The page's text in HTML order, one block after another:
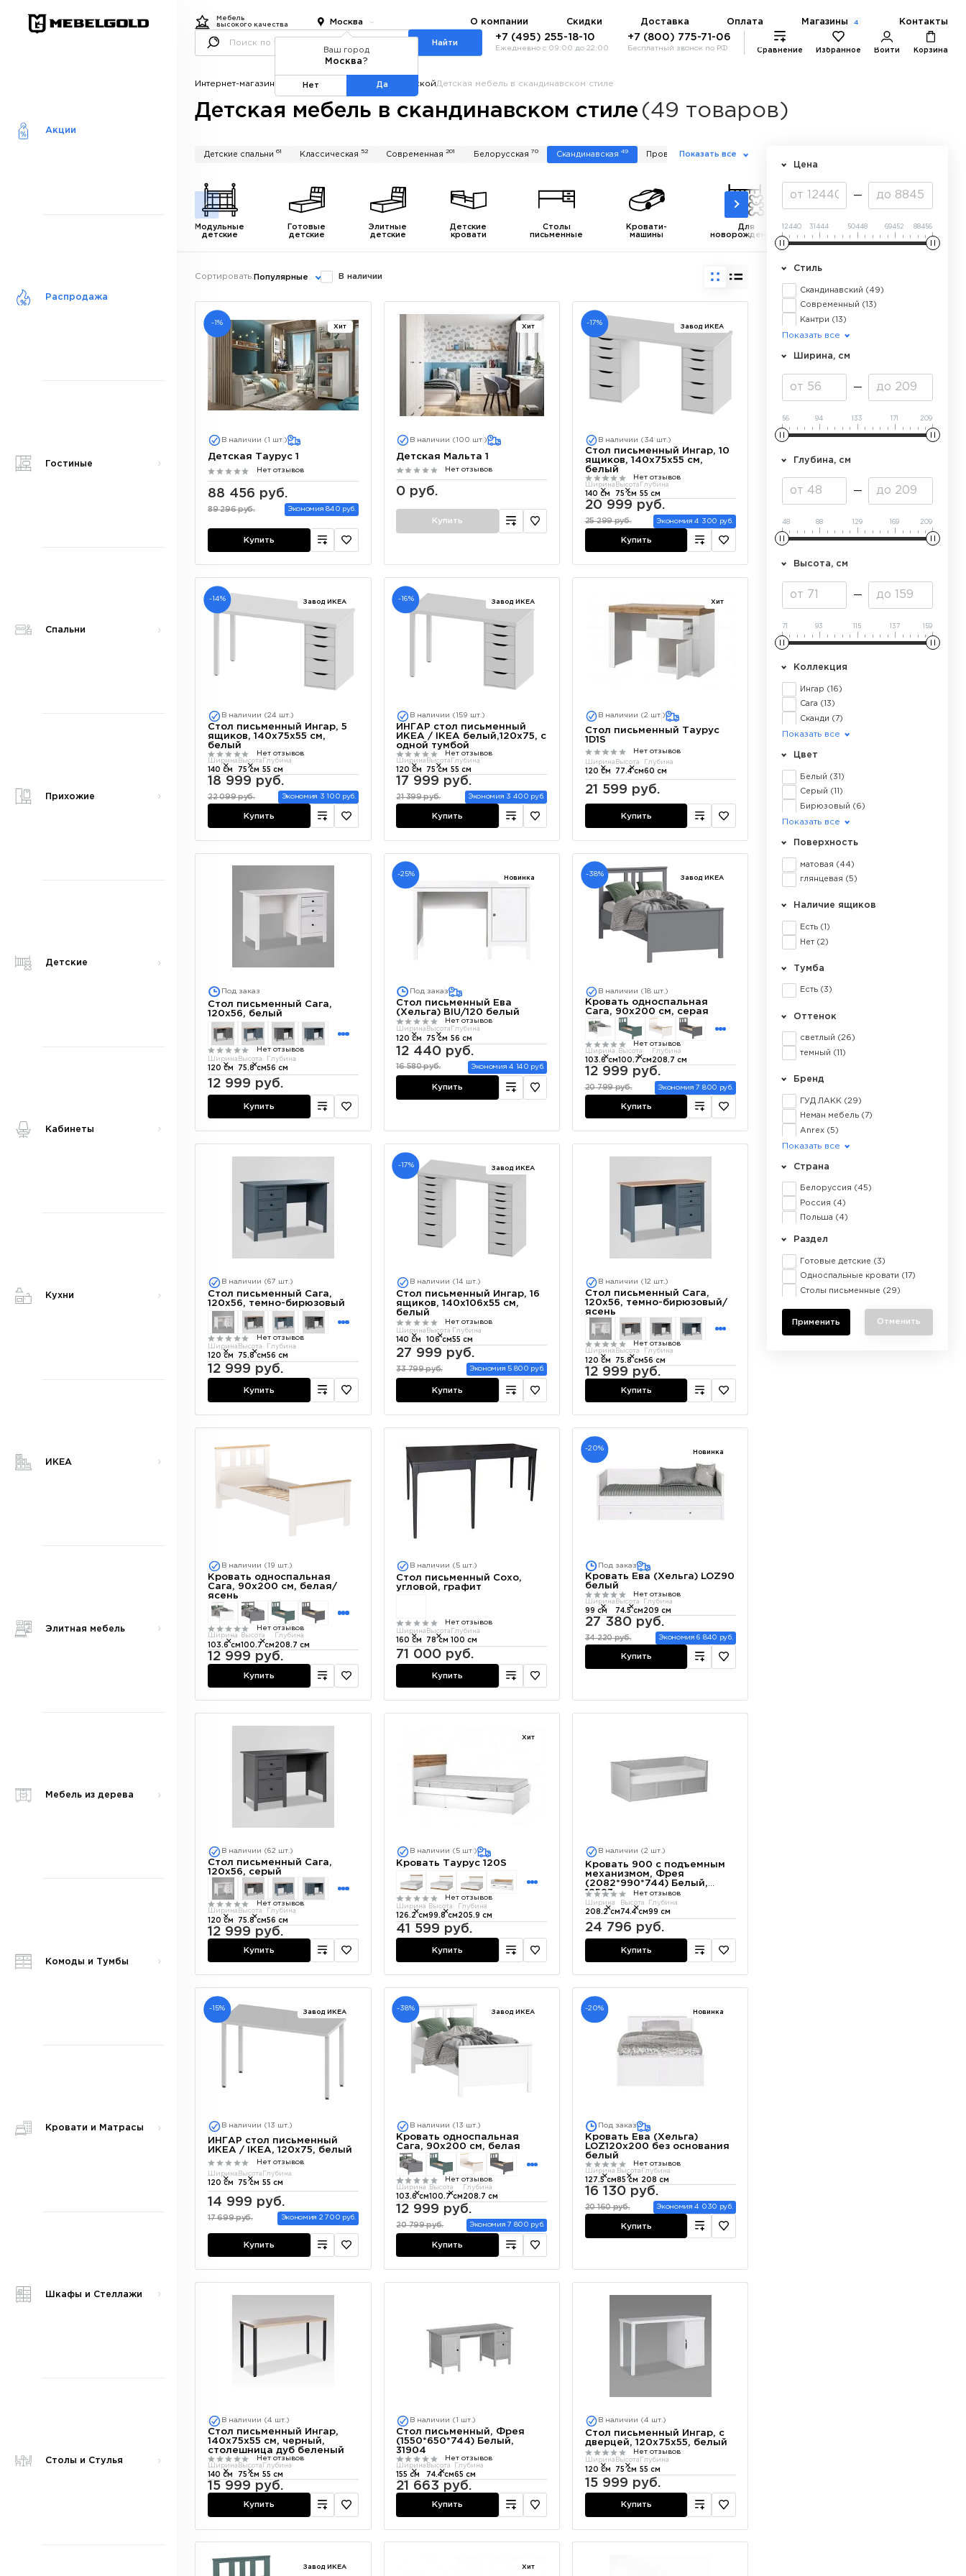
Акции
Распродажа
Гостиные
Спальни
Прихожие
Детские
Кабинеты
Кухни
ИКЕА
Элитная мебель
Мебель из дерева
Комоды и Тумбы
Кровати и Матрасы
Шкафы и Стеллажи
Столы и Стулья
Мебель
высокого качества
Москва О компании Скидки Доставка Оплата Магазины 4 Контакты
Найти
+7 (495) 255-18-10
Ежедневно с 09:00 до 22:00
+7 (800) 775-71-06
Бесплатный звонок по РФ Сравнение Избранное Войти Корзина
Интернет-магазин мебелиКаталог Мебель для детскойДетская мебель в скандинавском стиле
Детская мебель в скандинавском стиле (49 товаров)
Цена
12440 31444 50448 69452 88456
Стиль
Скандинавский (49)
Современный (13)
Кантри (13)
Лофт (7)
Показать все
Ширина, см
56 94 133 171 209
Глубина, см
48 88 129 169 209
Высота, см
71 93 115 137 159
Коллекция
Ингар (16)
Сага (13)
Сканди (7)
Таурус(5)
Сохо (1)
Мальта (1)
Показать все
Цвет
Белый (31)
Серый (11)
Бирюзовый (6)
Черный(1)
Показать все
Поверхность
матовая (44)
глянцевая (5)
Наличие ящиков
Есть (1)
Нет (2)
Тумба
Есть (3)
Оттенок
светлый (26)
темный (11)
Бренд
ГУД ЛАКК (29)
Неман мебель (7)
Anrex (5)
БРВ Мебель
Показать все
Страна
Белоруссия (45)
Россия (4)
Польша (4)
Раздел
Готовые детские (3)
Односпальные кровати (17)
Столы письменные (29)
Отменить
Детские спальни 61 Классическая 52 Современная201 Белорусская 70 Скандинавская 49 Прованс60 Лофт60
Показать все
Модульные
детские
Готовые
детские
Элитные
детские
Детские
кровати
Столы
письменные
Кровати-
машины
Для
новорожденных
Детские
диваны
Консоли
Сортировать:Популярные В наличии
-1% Хит
В наличии (1 шт.)
Детская Таурус 1
Нет отзывов
88 456 руб.
89 296 руб. Экономия 840 руб.
Купить
Хит
В наличии (100 шт.)
Детская Мальта 1
Нет отзывов
0 руб.
Купить
-17% Завод ИКЕА
В наличии (34 шт.)
Стол письменный Ингар, 10
ящиков, 140х75х55 см,
белый
Нет отзывов
Ширина
140 см
Высота
75 см
Глубина
55 см
20 999 руб.
25 299 руб. Экономия 4 300 руб.
Купить
-14% Завод ИКЕА
В наличии (24 шт.)
Стол письменный Ингар, 5
ящиков, 140х75х55 см,
белый
Нет отзывов
Ширина
140 см
Высота
75 см
Глубина
55 см
18 999 руб.
22 099 руб. Экономия 3 100 руб.
Купить
-16% Завод ИКЕА
В наличии (159 шт.)
ИНГАР стол письменный
ИКЕА / IKEA белый,120x75, с
одной тумбой
Нет отзывов
Ширина
120 см
Высота
75 см
Глубина
55 см
17 999 руб.
21 399 руб. Экономия 3 400 руб.
Купить
Хит
В наличии (2 шт.)
Стол письменный Таурус
1D1S
Нет отзывов
Ширина
120 см
Высота
77.4 см
Глубина
60 см
21 599 руб.
Купить
Под заказ
Стол письменный Сага,
120х56, белый
Нет отзывов
Ширина
120 см
Высота
75.8 см
Глубина
56 см
12 999 руб.
Купить
-25% Новинка
Под заказ
Стол письменный Ева
(Хельга) BIU/120 белый
Нет отзывов
Ширина
120 см
Высота
75 см
Глубина
56 см
12 440 руб.
16 580 руб. Экономия 4 140 руб.
Купить
-38% Завод ИКЕА
В наличии (18 шт.)
Кровать односпальная
Сага, 90х200 см, серая
Нет отзывов
Ширина
103.6 см
Высота
100.7 см
Глубина
208.7 см
12 999 руб.
20 799 руб. Экономия 7 800 руб.
Купить
В наличии (67 шт.)
Стол письменный Сага,
120х56, темно-бирюзовый
Нет отзывов
Ширина
120 см
Высота
75.8 см
Глубина
56 см
12 999 руб.
Купить
-17% Завод ИКЕА
В наличии (14 шт.)
Стол письменный Ингар, 16
ящиков, 140х106х55 см,
белый
Нет отзывов
Ширина
140 см
Высота
106 см
Глубина
55 см
27 999 руб.
33 799 руб. Экономия 5 800 руб.
Купить
В наличии (12 шт.)
Стол письменный Сага,
120х56, темно-бирюзовый/
ясень
Нет отзывов
Ширина
120 см
Высота
75.8 см
Глубина
56 см
12 999 руб.
Купить
В наличии (19 шт.)
Кровать односпальная
Сага, 90х200 см, белая/
ясень
Нет отзывов
Ширина
103.6 см
Высота
100.7 см
Глубина
208.7 см
12 999 руб.
Купить
В наличии (5 шт.)
Стол письменный Сохо,
угловой, графит
Нет отзывов
Ширина
160 см
Высота
78 см
Глубина
100 см
71 000 руб.
Купить
-20% Новинка
Под заказ
Кровать Ева (Хельга) LOZ90
белый
Нет отзывов
Ширина
99 см
Высота
74.5 см
Глубина
209 см
27 380 руб.
34 220 руб. Экономия 6 840 руб.
Купить
В наличии (62 шт.)
Стол письменный Сага,
120х56, серый
Нет отзывов
Ширина
120 см
Высота
75.8 см
Глубина
56 см
12 999 руб.
Купить
Хит
В наличии (5 шт.)
Кровать Таурус 120S
Нет отзывов
Ширина
126.2 см
Высота
99.8 см
Глубина
205.9 см
41 599 руб.
Купить
В наличии (2 шт.)
Кровать 900 с подъемным
механизмом, Фрея
(2082*990*744) Белый,
12523
Нет отзывов
Ширина
208.2 см
Высота
74.4 см
Глубина
99 см
24 796 руб.
Купить
-15% Завод ИКЕА
В наличии (13 шт.)
ИНГАР стол письменный
ИКЕА / IKEA, 120x75, белый
Нет отзывов
Ширина
120 см
Высота
75 см
Глубина
55 см
14 999 руб.
17 699 руб. Экономия 2 700 руб.
Купить
-38% Завод ИКЕА
В наличии (13 шт.)
Кровать односпальная
Сага, 90х200 см, белая
Нет отзывов
Ширина
103.6 см
Высота
100.7 см
Глубина
208.7 см
12 999 руб.
20 799 руб. Экономия 7 800 руб.
Купить
-20% Новинка
Под заказ
Кровать Ева (Хельга)
LOZ120х200 без основания
белый
Нет отзывов
Ширина
127.5 см
Высота
85 см
Глубина
208 см
16 130 руб.
20 160 руб. Экономия 4 030 руб.
Купить
В наличии (4 шт.)
Стол письменный Ингар,
140х75х55 см, черный,
столешница дуб беленый
Нет отзывов
Ширина
140 см
Высота
75 см
Глубина
55 см
15 999 руб.
Купить
В наличии (1 шт.)
Стол письменный, Фрея
(1550*650*744) Белый,
31904
Нет отзывов
Ширина
155 см
Высота
74.4 см
Глубина
65 см
21 663 руб.
Купить
В наличии (4 шт.)
Стол письменный Ингар, с
дверцей, 120x75x55, белый
Нет отзывов
Ширина
120 см
Высота
75 см
Глубина
55 см
15 999 руб.
Купить
Завод ИКЕА Хит
Ваш город
Москва?
Нет Да